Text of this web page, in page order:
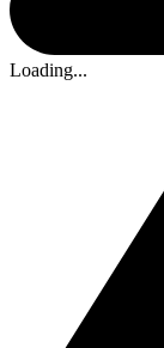
Loading...